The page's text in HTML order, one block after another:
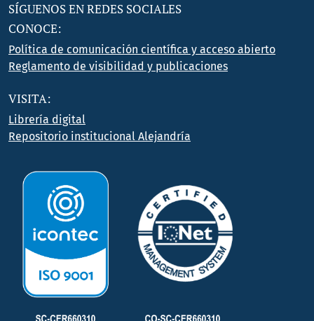
SÍGUENOS EN REDES SOCIALES
CONOCE:
Política de comunicación científica y acceso abierto
Reglamento de visibilidad y publicaciones
VISITA:
Librería digital
Repositorio institucional Alejandría